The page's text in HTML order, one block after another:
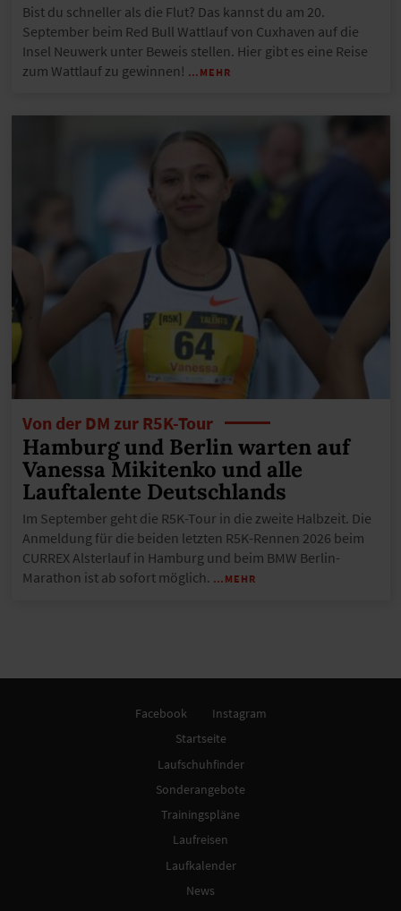
Bist du schneller als die Flut? Das kannst du am 20.
September beim Red Bull Wattlauf von Cuxhaven auf die
Insel Neuwerk unter Beweis stellen. Hier gibt es eine Reise
zum Wattlauf zu gewinnen! …MEHR
Von der DM zur R5K-Tour
Hamburg und Berlin warten auf
Vanessa Mikitenko und alle
Lauftalente Deutschlands
Im September geht die R5K-Tour in die zweite Halbzeit. Die
Anmeldung für die beiden letzten R5K-Rennen 2026 beim
CURREX Alsterlauf in Hamburg und beim BMW Berlin-
Marathon ist ab sofort möglich. …MEHR
Facebook
Instagram
Startseite
Laufschuhfinder
Sonderangebote
Trainingspläne
Laufreisen
Laufkalender
News